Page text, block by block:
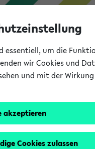
essentiell, um die
wir Cookies und
und mit der
akzeptieren
Cookies zulassen